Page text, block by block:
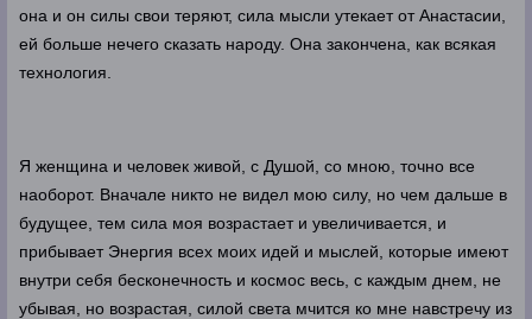
она и он силы свои теряют, сила мысли утекает от Анастасии,
ей больше нечего сказать народу. Она закончена, как всякая
технология.
Я женщина и человек живой, с Душой, со мною, точно все
наоборот. Вначале никто не видел мою силу, но чем дальше в
будущее, тем сила моя возрастает и увеличивается, и
прибывает Энергия всех моих идей и мыслей, которые имеют
внутри себя бесконечность и космос весь, с каждым днем, не
убывая, но возрастая, силой света мчится ко мне навстречу из